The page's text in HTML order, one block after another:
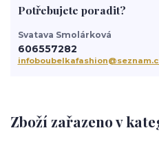
Zboží zařazeno v
Potřebujete poradit?
Svatava Smolárková
606557282